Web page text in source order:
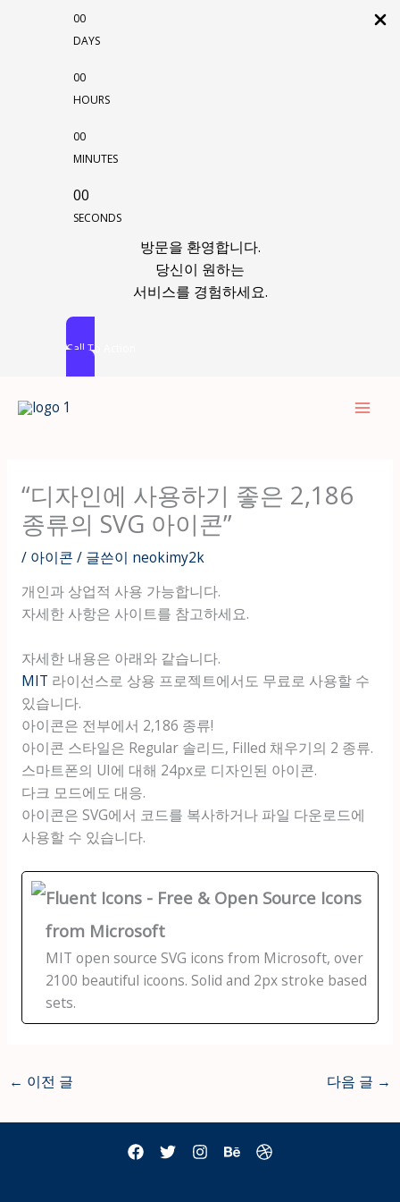
00
DAYS
00
HOURS
00
MINUTES
00
SECONDS
방문을 환영합니다.
당신이 원하는
서비스를 경험하세요.
Call To Action
“디자인에 사용하기 좋은 2,186
종류의 SVG 아이콘”
/ 아이콘 / 글쓴이 neokimy2k
개인과 상업적 사용 가능합니다.
자세한 사항은 사이트를 참고하세요.
자세한 내용은 아래와 같습니다.
MIT 라이선스로 상용 프로젝트에서도 무료로 사용할 수
있습니다.
아이콘은 전부에서 2,186 종류!
아이콘 스타일은 Regular 솔리드, Filled 채우기의 2 종류.
스마트폰의 UI에 대해 24px로 디자인된 아이콘.
다크 모드에도 대응.
아이콘은 SVG에서 코드를 복사하거나 파일 다운로드에
사용할 수 있습니다.
Fluent Icons - Free & Open Source Icons
from Microsoft
MIT open source SVG icons from Microsoft, over
2100 beautiful icoons. Solid and 2px stroke based
sets.
← 이전 글 다음 글 →